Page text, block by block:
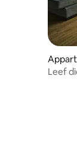
Leef